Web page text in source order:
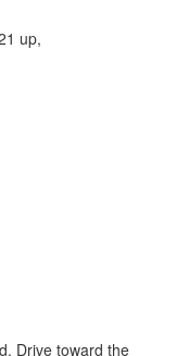
up,
Drive toward the